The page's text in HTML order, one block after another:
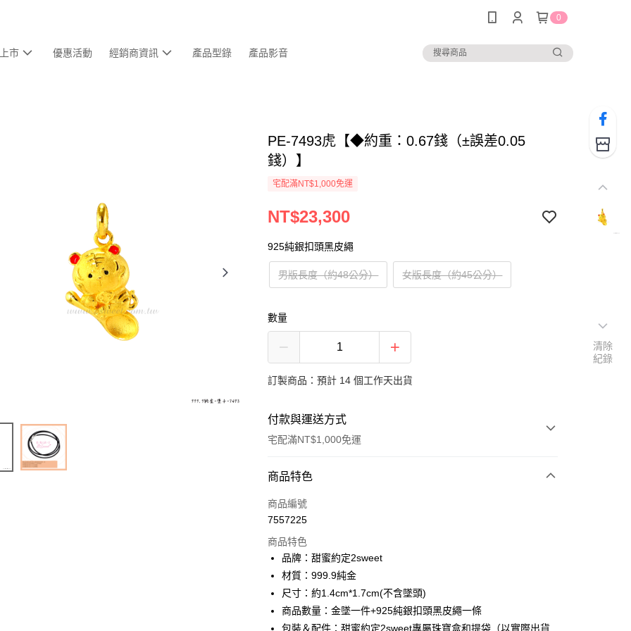
0
市 優惠活動 經銷商資訊 產品型錄 產品影音
PE-7493虎【◆約重：0.67錢（±誤差0.05
錢）】
宅配滿NT$1,000免運
NT$23,300
925純銀扣頭黑皮繩
男版長度（約48公分） 女版長度（約45公分）
數量
訂製商品：預計 14 個工作天出貨
付款與運送方式
宅配滿NT$1,000免運
付款方式
信用卡一次付款
3 期 0 利率 每期
合作金庫商業銀行
華南商業銀行
國泰世華商業銀行
兆豐國際商業銀行
6 期 0 利率 每期
合作金庫商業銀行
華南商業銀行
彰化商業銀行
上海商業儲蓄銀行
台北富邦商業銀行
LINE Pay
Apple Pay
商品特色
商品編號
7557225
商品特色
品牌：甜蜜約定2sweet
材質：999.9純金
尺寸：約1.4cm*1.7cm(不含墜頭)
商品數量：金墜一件+925純銀扣頭黑皮繩一條
包裝＆配件：甜蜜約定2sweet專屬珠寶盒和提袋（以實際出貨
清除
紀錄